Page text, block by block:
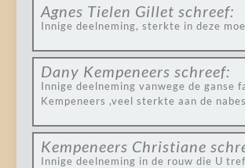
Agnes Tielen Gillet schreef:
Innige deelneming, sterkte in deze
Dany Kempeneers schreef:
Innige deelneming vanwege de ganse
Kempeneers ,veel sterkte aan de
Kempeneers Christiane
Innige deelneming in de rouw die U